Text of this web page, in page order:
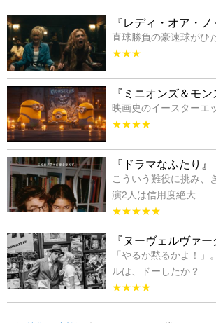
『レディ・オア・ノ
直球勝負の豪速球がひ
★★★
『ミニオンズ＆モン
映画史のイースターエ
★★★★
『ドラマなふたり』
こういう難役に挑み、
演2人は信用度絶大
★★★★★
『ヌーヴェルヴァー
「やるか黙るかよ！」
ルは、ドーしたか？
★★★★